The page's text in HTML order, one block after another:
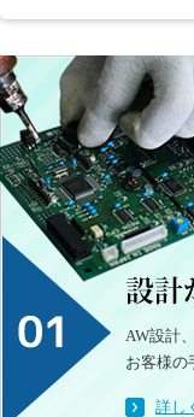
AW設計
お客様の
詳し